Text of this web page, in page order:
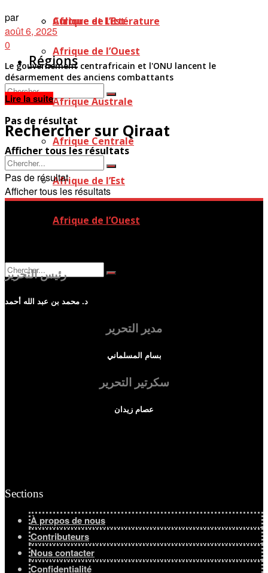
Afrique de l’Est
Afrique de l’Ouest
Pas de résultat
Afficher tous les résultats
Culture et Littérature
Régions
Afrique Australe
Afrique Centrale
Afrique de l’Est
Afrique de l’Ouest
Pas de résultat
Afficher tous les résultats
par
août 6, 2025
0
Le gouvernement centrafricain et l'ONU lancent le
désarmement des anciens combattants
Lire la suiteDetails
Rechercher sur Qiraat
Pas de résultat
Afficher tous les résultats
رئيس التحرير
د. محمد بن عبد الله أحمد
مدير التحرير
بسام المسلماني
سكرتير التحرير
عصام زيدان
Sections
À propos de nous
Contributeurs
Nous contacter
Confidentialité